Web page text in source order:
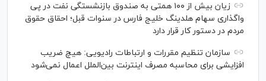
زیان بیش از ۱۰۰ همتی به صندوق بازنشستگی نفت در پی
واگذاری سهام هلدینگ خلیج فارس در سنوات قبل؛ احقاق حقوق
مردم در دستور کار قرار دارد
سازمان تنظیم مقررات و ارتباطات رادیویی: هیچ ضریب
افزایشی برای محاسبه مصرف اینترنت بین‌الملل اعمال نمی‌شود